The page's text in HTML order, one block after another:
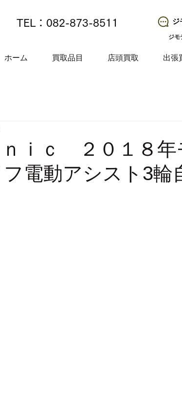
TEL：082-873-8511 ジ
ジモ
ホーム 買取品目 店頭買取 出張
ｎｉｃ ２０１８年
電動アシスト3輪